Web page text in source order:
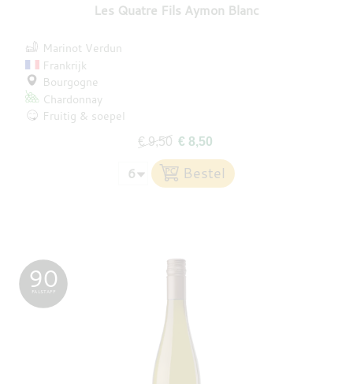
Les Quatre Fils Aymon Blanc
Marinot Verdun
Frankrijk
Bourgogne
Chardonnay
Fruitig & soepel
€ 9,50 € 8,50
90
FALSTAFF